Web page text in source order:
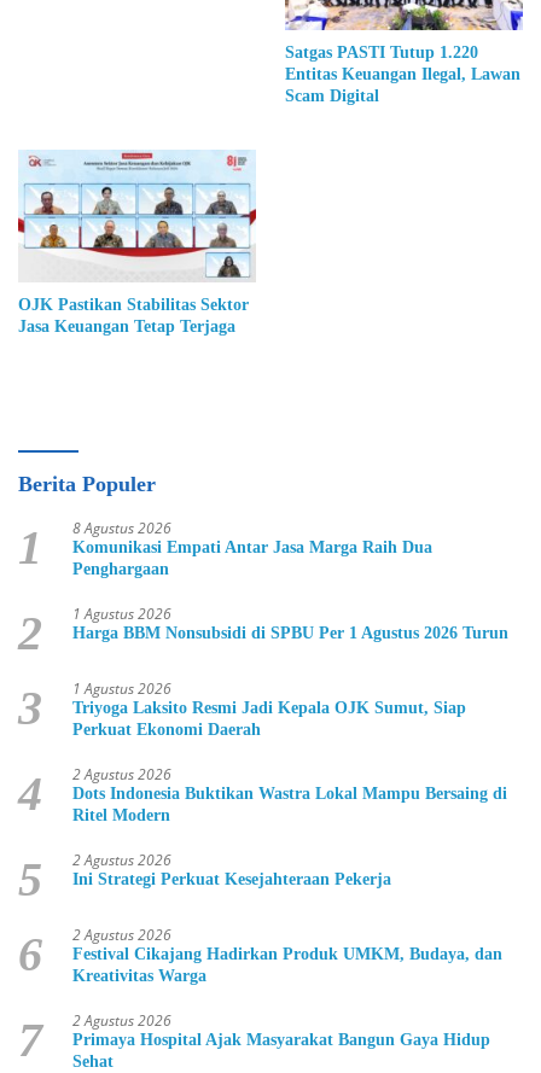
Satgas PASTI Tutup 1.220
Entitas Keuangan Ilegal, Lawan
Scam Digital
OJK Pastikan Stabilitas Sektor
Jasa Keuangan Tetap Terjaga
Berita Populer
1 8 Agustus 2026
Komunikasi Empati Antar Jasa Marga Raih Dua
Penghargaan
2 1 Agustus 2026
Harga BBM Nonsubsidi di SPBU Per 1 Agustus 2026 Turun
3 1 Agustus 2026
Triyoga Laksito Resmi Jadi Kepala OJK Sumut, Siap
Perkuat Ekonomi Daerah
4 2 Agustus 2026
Dots Indonesia Buktikan Wastra Lokal Mampu Bersaing di
Ritel Modern
5 2 Agustus 2026
Ini Strategi Perkuat Kesejahteraan Pekerja
6 2 Agustus 2026
Festival Cikajang Hadirkan Produk UMKM, Budaya, dan
Kreativitas Warga
7 2 Agustus 2026
Primaya Hospital Ajak Masyarakat Bangun Gaya Hidup
Sehat